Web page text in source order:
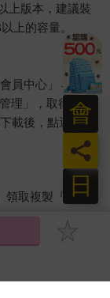
上版本，建議裝
上的容量。
員中心」→「我
理」，取得通行
載後，點選任一
領取複製『兌換
能以金石堂專屬
直接下載檔案。
日
員
會